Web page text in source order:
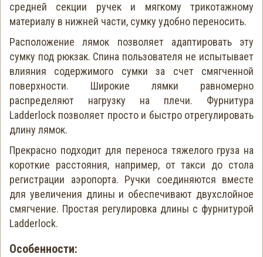
средней секции ручек и мягкому трикотажному
материалу в нижней части, сумку удобно переносить.
Расположение лямок позволяет адаптировать эту
сумку под рюкзак. Спина пользователя не испытывает
влияния содержимого сумки за счет смягченной
поверхности. Широкие лямки равномерно
распределяют нагрузку на плечи. Фурнитура
Ladderlock позволяет просто и быстро отрегулировать
длину лямок.
Прекрасно подходит для переноса тяжелого груза на
короткие расстояния, например, от такси до стола
регистрации аэропорта. Ручки соединяются вместе
для увеличения длины и обеспечивают двухслойное
смягчение. Простая регулировка длины с фурнитурой
Ladderlock.
Особенности: